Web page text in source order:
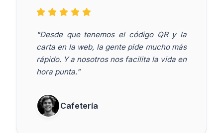
"Desde que tenemos el código QR y la
carta en la web, la gente pide mucho más
rápido. Y a nosotros nos facilita la vida en
hora punta."
Cafetería